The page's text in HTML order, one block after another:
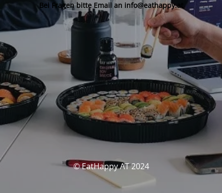
Bei Fragen bitte Email an info@eathappy.at
© EatHappy AT 2024